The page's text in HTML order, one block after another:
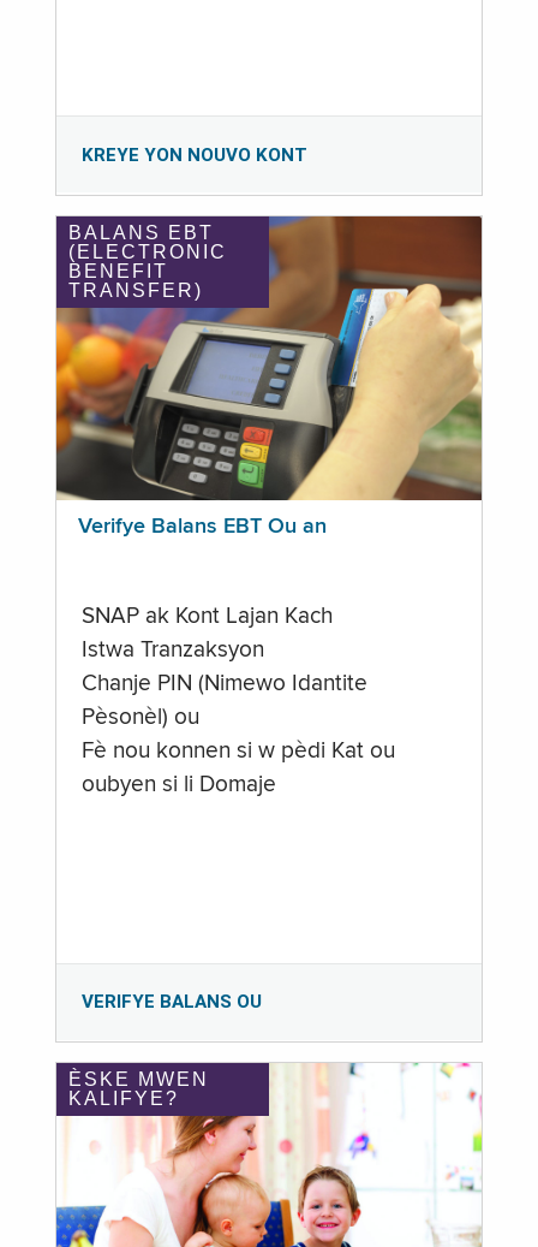
KREYE YON NOUVO KONT
BALANS EBT
(ELECTRONIC
BENEFIT
TRANSFER)
Verifye Balans EBT Ou an
SNAP ak Kont Lajan Kach
Istwa Tranzaksyon
Chanje PIN (Nimewo Idantite
Pèsonèl) ou
Fè nou konnen si w pèdi Kat ou
oubyen si li Domaje
VERIFYE BALANS OU
ÈSKE MWEN
KALIFYE?